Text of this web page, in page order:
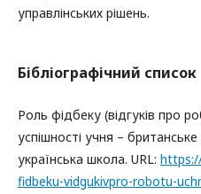
управлінських рішень.
Бібліографічний список
Роль фідбеку (відгуків про
успішності учня –
українська школа. URL:
fidbeku-vidgukivpro-robotu-